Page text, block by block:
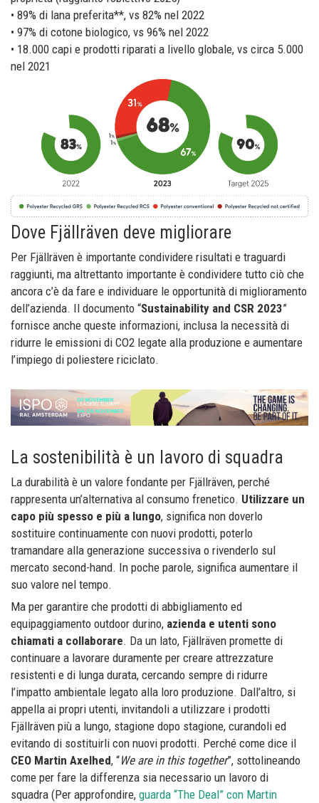
• 89% di lana preferita**, vs 82% nel 2022
• 97% di cotone biologico, vs 96% nel 2022
• 18.000 capi e prodotti riparati a livello globale, vs circa 5.000
nel 2021
Dove Fjällräven deve migliorare
Per Fjällräven è importante condividere risultati e traguardi
raggiunti, ma altrettanto importante è condividere tutto ciò che
ancora c’è da fare e individuare le opportunità di miglioramento
dell’azienda. Il documento “Sustainability and CSR 2023”
fornisce anche queste informazioni, inclusa la necessità di
ridurre le emissioni di CO2 legate alla produzione e aumentare
l’impiego di poliestere riciclato.
La sostenibilità è un lavoro di squadra
La durabilità è un valore fondante per Fjällräven, perché
rappresenta un’alternativa al consumo frenetico. Utilizzare un
capo più spesso e più a lungo, significa non doverlo
sostituire continuamente con nuovi prodotti, poterlo
tramandare alla generazione successiva o rivenderlo sul
mercato second-hand. In poche parole, significa aumentare il
suo valore nel tempo.
Ma per garantire che prodotti di abbigliamento ed
equipaggiamento outdoor durino, azienda e utenti sono
chiamati a collaborare. Da un lato, Fjällräven promette di
continuare a lavorare duramente per creare attrezzature
resistenti e di lunga durata, cercando sempre di ridurre
l’impatto ambientale legato alla loro produzione. Dall’altro, si
appella ai propri utenti, invitandoli a utilizzare i prodotti
Fjällräven più a lungo, stagione dopo stagione, curandoli ed
evitando di sostituirli con nuovi prodotti. Perché come dice il
CEO Martin Axelhed, “We are in this together”, sottolineando
come per fare la differenza sia necessario un lavoro di
squadra (Per approfondire, guarda “The Deal” con Martin